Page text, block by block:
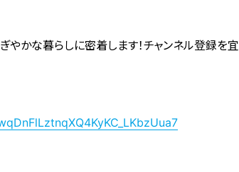
やかな暮らしに密着します！チャンネル登録を宜